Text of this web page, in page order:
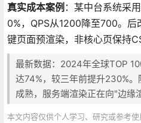
真实成本案例 ：某中台系统采
0%，QPS从1200降至700。后
键页面预渲染，非核心页保持
最新数据：2024年全球TOP
达74%，较三年前提升230%
成熟，服务端渲染正在向"边缘
本文内容仅供个人学习、研究或参考使